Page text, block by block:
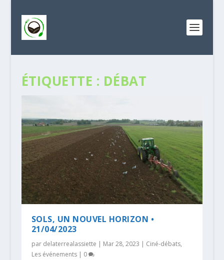
ÉTIQUETTE : DÉBAT
SOLS, UN NOUVEL HORIZON •
21/04/2023
par delaterrealassiette | Mar 28, 2023 | Ciné-débats,
Les événements| 0